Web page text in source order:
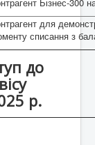
для
списання з
до
р.